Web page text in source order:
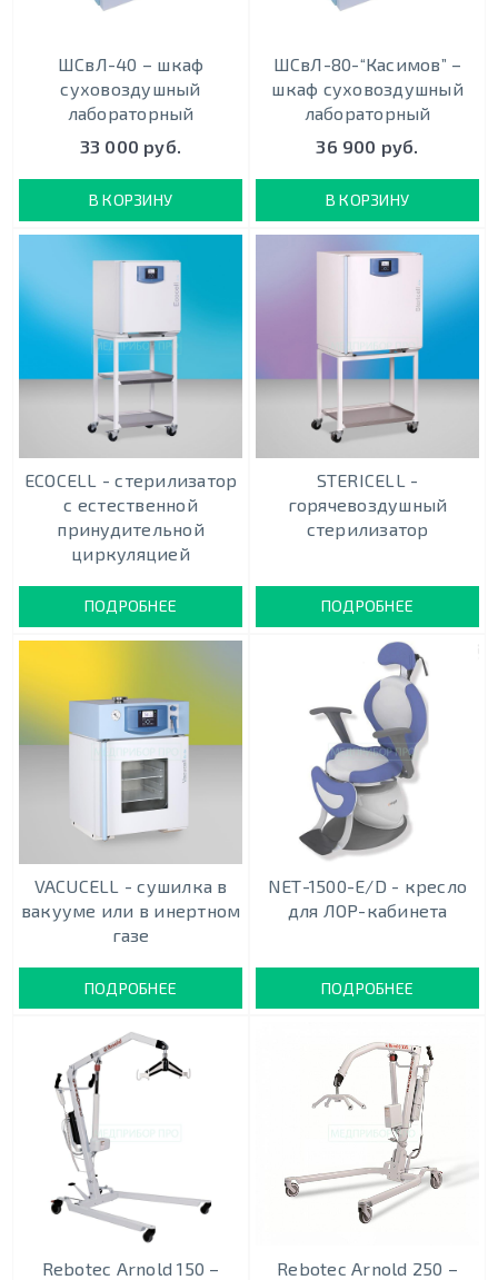
ШСвЛ-40 – шкаф
суховоздушный
лабораторный
33 000 руб.
В КОРЗИНУ
ШСвЛ-80-“Касимов” –
шкаф суховоздушный
лабораторный
36 900 руб.
В КОРЗИНУ
ECOCELL - стерилизатор
с естественной
принудительной
циркуляцией
ПОДРОБНЕЕ
STERICELL -
горячевоздушный
стерилизатор
ПОДРОБНЕЕ
VACUCELL - cушилка в
вакууме или в инертном
газе
ПОДРОБНЕЕ
NEТ-1500-E/D - кресло
для ЛОР-кабинета
ПОДРОБНЕЕ
Rebotec Arnold 150 –
Rebotec Arnold 250 –